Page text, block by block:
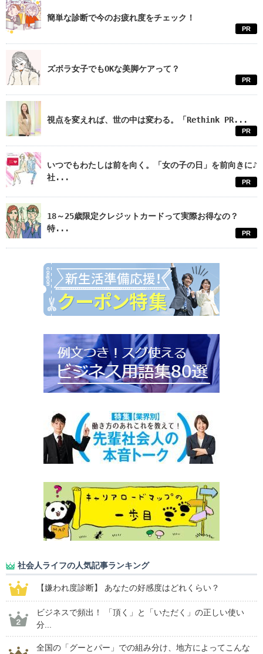
簡単な診断で今のお疲れ度をチェック！
PR
ズボラ女子でもOKな美脚ケアって？
PR
視点を変えれば、世の中は変わる。「Rethink PR...
PR
いつでもわたしは前を向く。「女の子の日」を前向きに♪
社...
PR
18～25歳限定クレジットカードって実際お得なの？
特...
PR
社会人ライフの人気記事ランキング
【嫌われ度診断】 あなたの好感度はどれくらい？
ビジネスで頻出！ 「頂く」と「いただく」の正しい使い
分...
全国の「グーとパー」での組み分け、地方によってこんな